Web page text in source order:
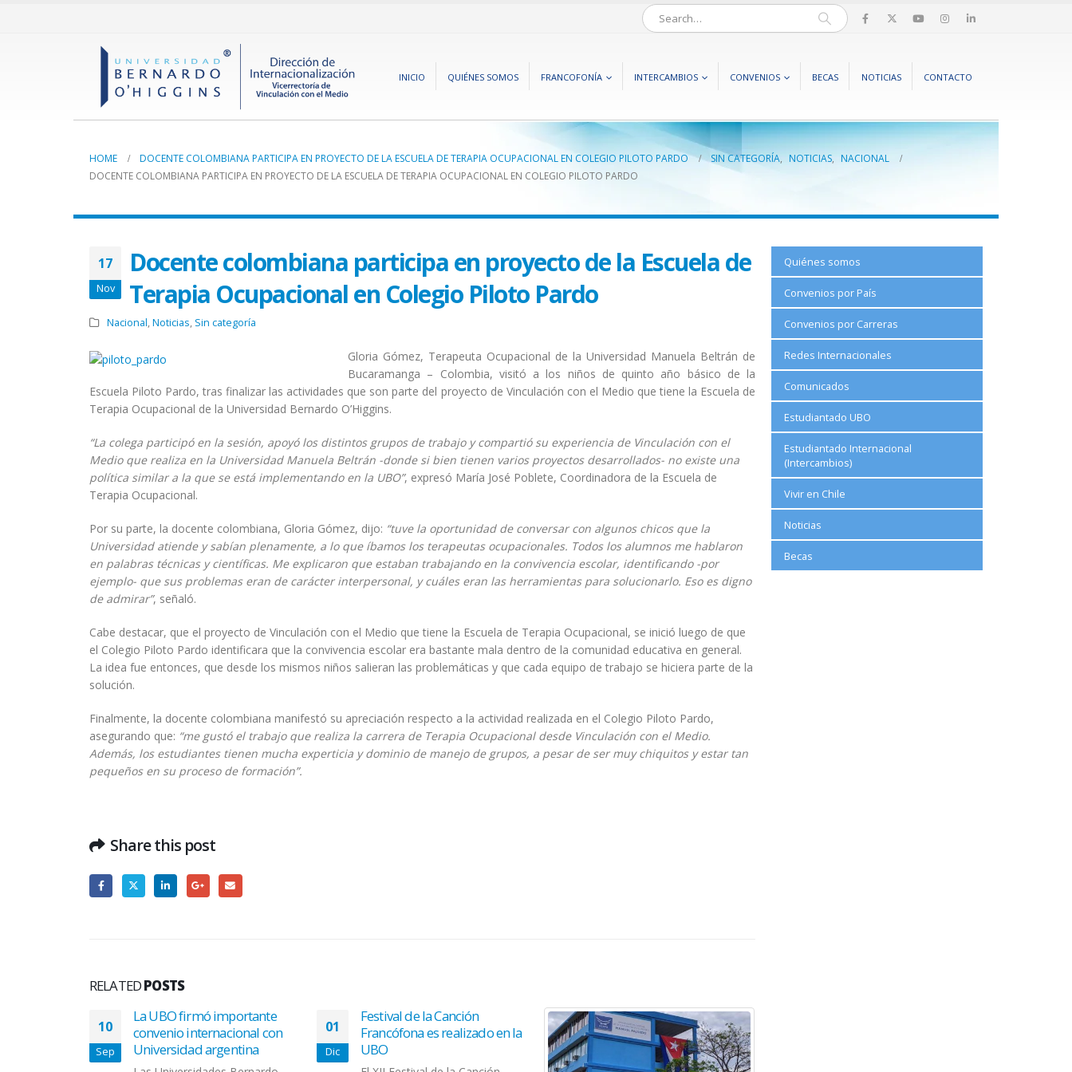
INICIO QUIÉNES SOMOS FRANCOFONÍA INTERCAMBIOS CONVENIOS BECAS NOTICIAS CONTACTO
HOME DOCENTE COLOMBIANA PARTICIPA EN PROYECTO DE LA ESCUELA DE TERAPIA OCUPACIONAL EN COLEGIO PILOTO PARDO SIN CATEGORÍA, NOTICIAS, NACIONAL
DOCENTE COLOMBIANA PARTICIPA EN PROYECTO DE LA ESCUELA DE TERAPIA OCUPACIONAL EN COLEGIO PILOTO PARDO
17
Nov
Docente colombiana participa en proyecto de la Escuela de
Terapia Ocupacional en Colegio Piloto Pardo
Nacional,Noticias, Sin categoría
Gloria Gómez, Terapeuta Ocupacional de la Universidad Manuela Beltrán de
Bucaramanga – Colombia, visitó a los niños de quinto año básico de la
Escuela Piloto Pardo, tras finalizar las actividades que son parte del proyecto de Vinculación con el Medio que tiene la Escuela de
Terapia Ocupacional de la Universidad Bernardo O’Higgins.
“La colega participó en la sesión, apoyó los distintos grupos de trabajo y compartió su experiencia de Vinculación con el
Medio que realiza en la Universidad Manuela Beltrán -donde si bien tienen varios proyectos desarrollados- no existe una
política similar a la que se está implementando en la UBO”, expresó María José Poblete, Coordinadora de la Escuela de
Terapia Ocupacional.
Por su parte, la docente colombiana, Gloria Gómez, dijo: “tuve la oportunidad de conversar con algunos chicos que la
Universidad atiende y sabían plenamente, a lo que íbamos los terapeutas ocupacionales. Todos los alumnos me hablaron
en palabras técnicas y científicas. Me explicaron que estaban trabajando en la convivencia escolar, identificando -por
ejemplo- que sus problemas eran de carácter interpersonal, y cuáles eran las herramientas para solucionarlo. Eso es digno
de admirar”, señaló.
Cabe destacar, que el proyecto de Vinculación con el Medio que tiene la Escuela de Terapia Ocupacional, se inició luego de que
el Colegio Piloto Pardo identificara que la convivencia escolar era bastante mala dentro de la comunidad educativa en general.
La idea fue entonces, que desde los mismos niños salieran las problemáticas y que cada equipo de trabajo se hiciera parte de la
solución.
Finalmente, la docente colombiana manifestó su apreciación respecto a la actividad realizada en el Colegio Piloto Pardo,
asegurando que: “me gustó el trabajo que realiza la carrera de Terapia Ocupacional desde Vinculación con el Medio.
Además, los estudiantes tienen mucha experticia y dominio de manejo de grupos, a pesar de ser muy chiquitos y estar tan
pequeños en su proceso de formación”.
Share this post
RELATEDPOSTS
10
Sep
La UBO firmó importante
convenio internacional con
Universidad argentina
01
Dic
Festival de la Canción
Francófona es realizado en la
UBO
Quiénes somos
Convenios por País
Convenios por Carreras
Redes Internacionales
Comunicados
Estudiantado UBO
Estudiantado Internacional
(Intercambios)
Vivir en Chile
Noticias
Becas